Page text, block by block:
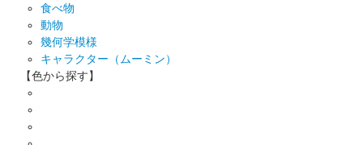
食べ物
動物
幾何学模様
キャラクター（ムーミン）
【色から探す】